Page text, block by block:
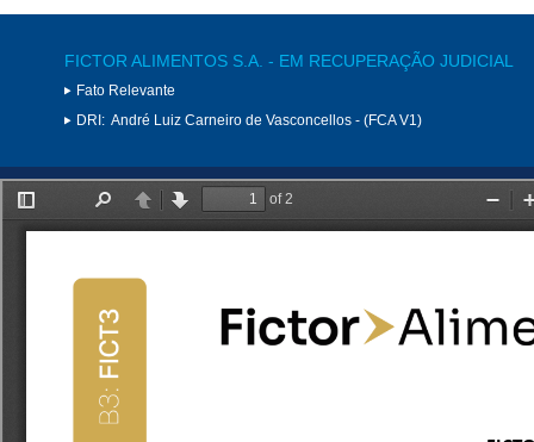
FICTOR ALIMENTOS S.A. - EM RECUPERAÇÃO JUDICIAL
Fato Relevante
DRI: André Luiz Carneiro de Vasconcellos - (FCA V1)